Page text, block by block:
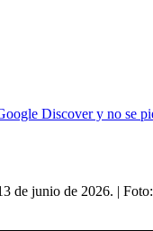
Discover y no se
de junio de 2026. | Foto: